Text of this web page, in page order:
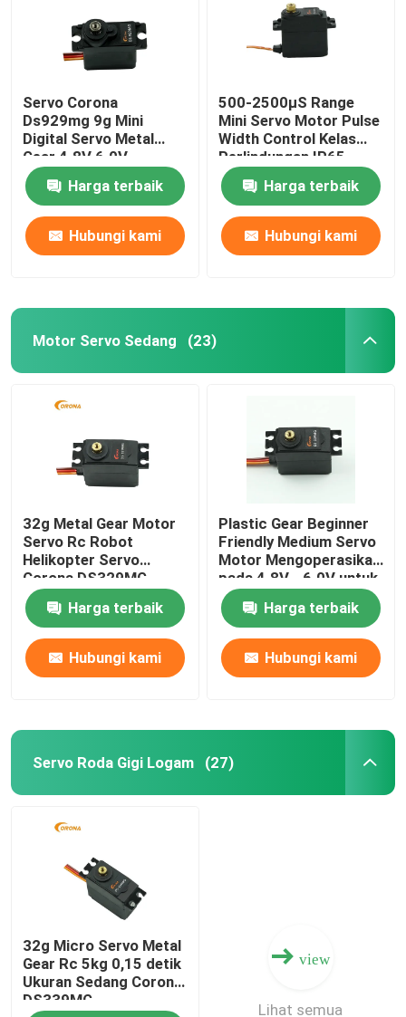
Produk
Tentang kami
Tur Pabrik
Permintaan Penawaran
Motor RC Servo
Motor servo mini
Motor Servo Standar
Servo Corona
Ds929mg 9g Mini
Digital Servo Metal
Gear 4.8V 6.0V
Harga terbaik
Hubungi kami
500-2500μS Range
Mini Servo Motor Pulse
Width Control Kelas
Perlindungan IP65
Harga terbaik
Hubungi kami
Motor Servo Sedang (23)
32g Metal Gear Motor
Servo Rc Robot
Helikopter Servo
Corona DS329MG
Harga terbaik
Hubungi kami
Plastic Gear Beginner
Friendly Medium Servo
Motor Mengoperasikan
pada 4.8V - 6.0V untuk
Robotics Indoor
Harga terbaik
Hubungi kami
Servo Roda Gigi Logam (27)
32g Micro Servo Metal
Gear Rc 5kg 0,15 detik
Ukuran Sedang Corona
DS339MG
view
Lihat semua